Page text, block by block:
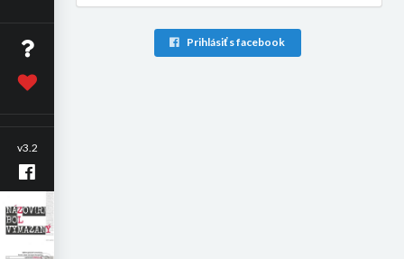
v3.2
Prihlásiť s facebook